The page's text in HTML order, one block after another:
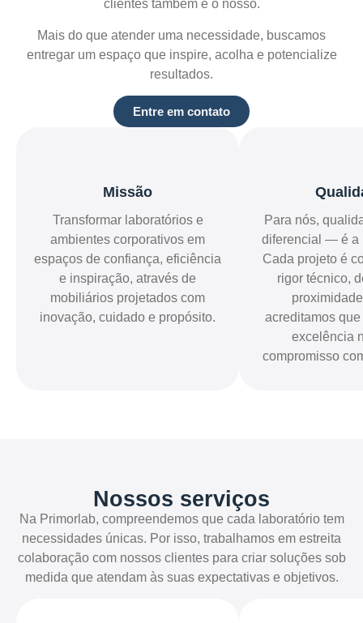
clientes também é o nosso.
Mais do que atender uma necessidade, buscamos
entregar um espaço que inspire, acolha e potencialize
resultados.
Entre em contato
Missão
Transformar laboratórios e
ambientes corporativos em
espaços de confiança, eficiência
e inspiração, através de
mobiliários projetados com
inovação, cuidado e propósito.
Para nós,
diferencial — é a
Cada projeto é
rigor técnico,
acreditamos
excelência
compromisso
Nossos serviços
Na Primorlab, compreendemos que cada laboratório tem
necessidades únicas. Por isso, trabalhamos em estreita
colaboração com nossos clientes para criar soluções sob
medida que atendam às suas expectativas e objetivos.